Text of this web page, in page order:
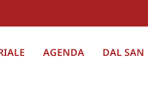
AGENDA DAL SAN